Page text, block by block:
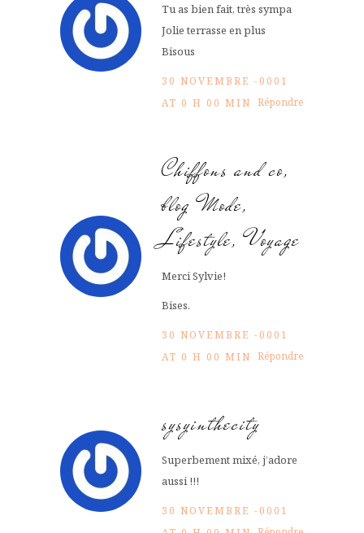
Tu as bien fait, très sympa
Jolie terrasse en plus
Bisous
30 NOVEMBRE -0001
AT 0 H 00 MIN Répondre
Chiffons and co,
blog Mode,
Lifestyle, Voyage
Merci Sylvie!
Bises.
30 NOVEMBRE -0001
AT 0 H 00 MIN Répondre
sysyinthecity
Superbement mixé, j’adore
aussi !!!
30 NOVEMBRE -0001